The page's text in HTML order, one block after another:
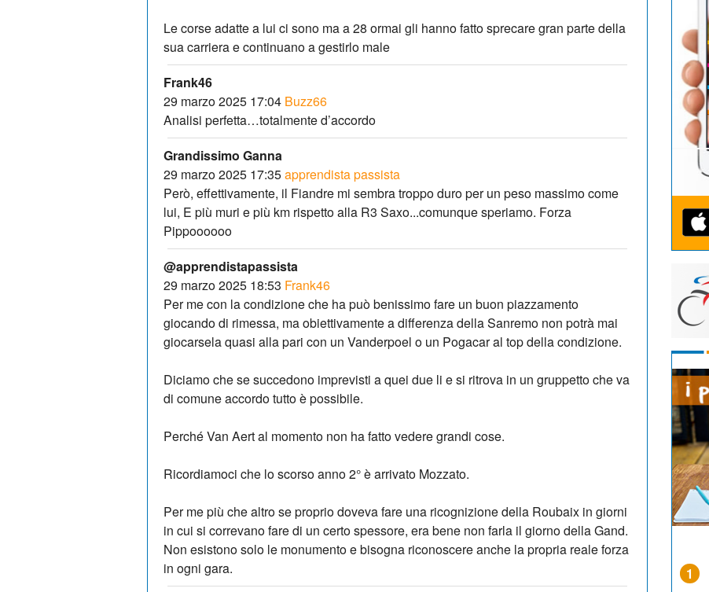
Le corse adatte a lui ci sono ma a 28 ormai gli hanno fatto sprecare gran parte della
sua carriera e continuano a gestirlo male
Frank46
29 marzo 2025 17:04 Buzz66
Analisi perfetta…totalmente d’accordo
Grandissimo Ganna
29 marzo 2025 17:35apprendista passista
Però, effettivamente, il Fiandre mi sembra troppo duro per un peso massimo come
lui, E più muri e più km rispetto alla R3 Saxo...comunque speriamo. Forza
Pippoooooo
@apprendistapassista
29 marzo 2025 18:53 Frank46
Per me con la condizione che ha può benissimo fare un buon piazzamento
giocando di rimessa, ma obiettivamente a differenza della Sanremo non potrà mai
giocarsela quasi alla pari con un Vanderpoel o un Pogacar al top della condizione.
Diciamo che se succedono imprevisti a quei due li e si ritrova in un gruppetto che va
di comune accordo tutto è possibile.
Perché Van Aert al momento non ha fatto vedere grandi cose.
Ricordiamoci che lo scorso anno 2° è arrivato Mozzato.
Per me più che altro se proprio doveva fare una ricognizione della Roubaix in giorni
in cui si correvano fare di un certo spessore, era bene non farla il giorno della Gand.
Non esistono solo le monumento e bisogna riconoscere anche la propria reale forza
in ogni gara.
1